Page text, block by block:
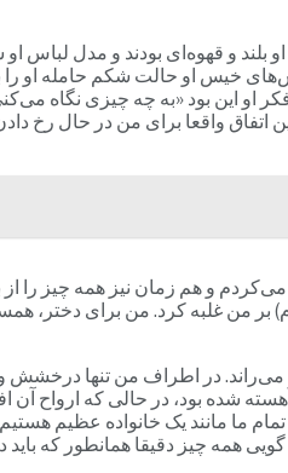
خیس او حالت شکم حامله او
او این بود «به چه چیزی نگاه
اتفاق واقعا برای من در حال
و هم زمان نیز همه چیز را از
بر من غلبه کرد. من برای دختر،
می‌راند. در اطراف من تنها
بود، در حالی که ارواح آن
ما مانند یک خانواده عظیم
همه چیز دقیقا همانطور که